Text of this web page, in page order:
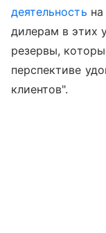
деятельность
дилерам в этих
резервы,
перспективе
клиентов".